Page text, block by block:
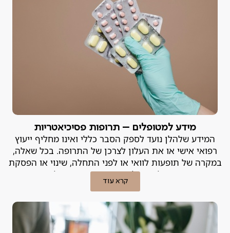
מידע למטופלים – תרופות פסיכיאטריות
המידע שלהלן נועד לספק הסבר כללי ואינו מחליף ייעוץ
רפואי אישי או את העלון לצרכן של התרופה. בכל שאלה,
במקרה של תופעות לוואי או לפני התחלה, שינוי או הפסקת
טיפול – יש להייועץ ברופא המטפל.
קרא עוד